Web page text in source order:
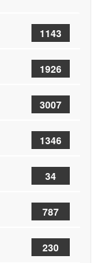
1143
1926
3007
1346
34
787
230